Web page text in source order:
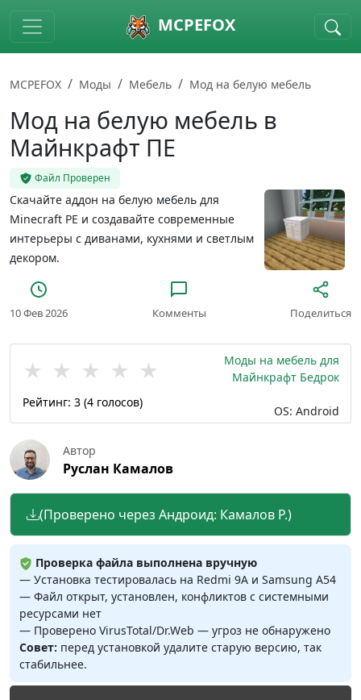
Skip to main content MCPEFOX
MCPEFOX Моды Мебель Мод на белую мебель
Мод на белую мебель в
Майнкрафт ПЕ
Файл Проверен
Скачайте аддон на белую мебель для
Minecraft PE и создавайте современные
интерьеры с диванами, кухнями и светлым
декором.
10 Фев 2026 Комменты Поделиться
★ ★ ★ ★ ★
Рейтинг: 3 (4 голосов)
Моды на мебель для
Майнкрафт Бедрок
OS: Android
Автор
Руслан Камалов
(Проверено через Андроид: Камалов Р.)
Проверка файла выполнена вручную
— Установка тестировалась на Redmi 9A и Samsung A54
— Файл открыт, установлен, конфликтов с системными
ресурсами нет
— Проверено VirusTotal/Dr.Web — угроз не обнаружено
Совет: перед установкой удалите старую версию, так
стабильнее.